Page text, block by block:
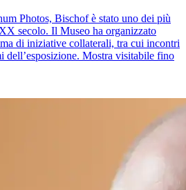
Photos, Bischof è stato uno dei più
secolo. Il Museo ha organizzato
di iniziative collaterali, tra cui incontri
dell’esposizione. Mostra visitabile fino